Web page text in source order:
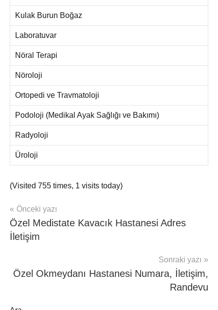
Kulak Burun Boğaz
Laboratuvar
Nöral Terapi
Nöroloji
Ortopedi ve Travmatoloji
Podoloji (Medikal Ayak Sağlığı ve Bakımı)
Radyoloji
Üroloji
(Visited 755 times, 1 visits today)
ÖZEL
HASTANELER
RANDEVU
Yazı
gezinmesi
Önceki yazı
Özel Medistate Kavacık Hastanesi Adres
İletişim
Sonraki yazı
Özel Okmeydanı Hastanesi Numara, İletişim,
Randevu